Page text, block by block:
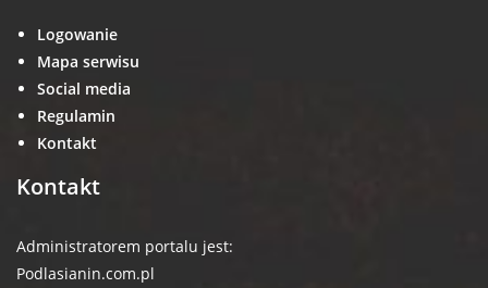
Logowanie
Mapa serwisu
Social media
Regulamin
Kontakt
Kontakt
Administratorem portalu jest:
Podlasianin.com.pl